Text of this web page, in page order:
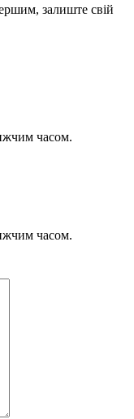
залиште свій
часом.
часом.